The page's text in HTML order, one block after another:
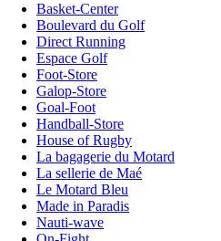
Basket-Center
Boulevard du Golf
Direct Running
Espace Golf
Foot-Store
Galop-Store
Goal-Foot
Handball-Store
House of Rugby
La bagagerie du Motard
La sellerie de Maé
Le Motard Bleu
Made in Paradis
Nauti-wave